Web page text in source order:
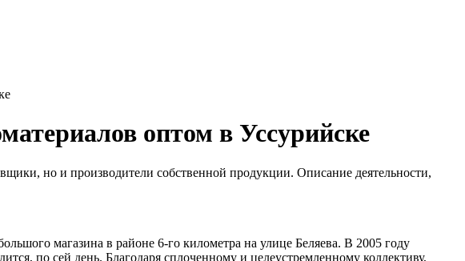
оптом в Уссурийске
но и производители собственной продукции. Описание деятельности,
магазина в районе 6-го километра на улице Беляева. В 2005 году
по сей день. Благодаря сплоченному и целеустремленному коллективу,